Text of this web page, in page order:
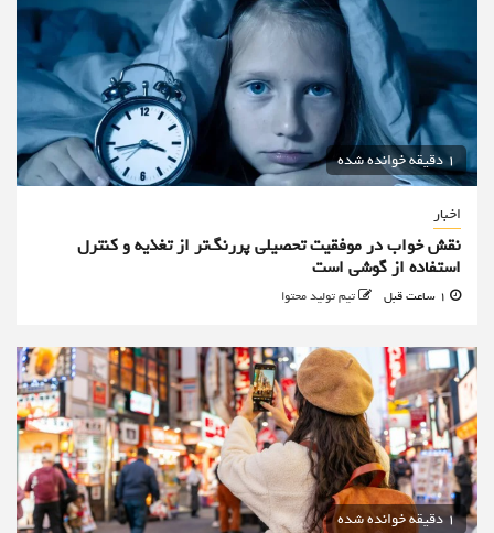
1 دقیقه خوانده شده
اخبار
نقش خواب در موفقیت تحصیلی پررنگ‌تر از تغذیه و کنترل
استفاده از گوشی است
تیم تولید محتوا
1 دقیقه خوانده شده